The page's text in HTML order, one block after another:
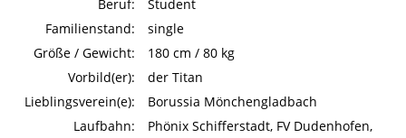
Beruf:
Student
Familienstand:
single
Größe / Gewicht:
180 cm / 80 kg
Vorbild(er):
der Titan
Lieblingsverein(e):
Borussia Mönchengladbach
Laufbahn:
Phönix Schifferstadt, FV Dudenhofen,